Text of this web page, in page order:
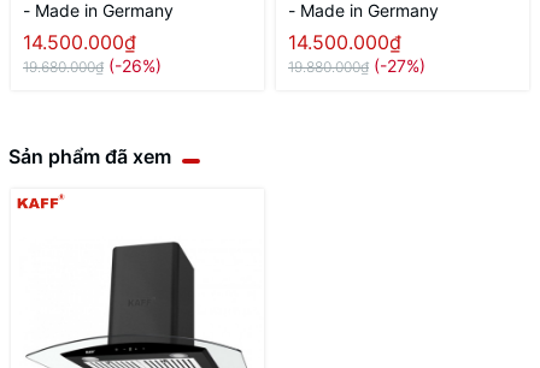
- Made in Germany
14.500.000₫
19.680.000₫ (-26%)
- Made in Germany
14.500.000₫
19.880.000₫ (-27%)
Sản phẩm đã xem